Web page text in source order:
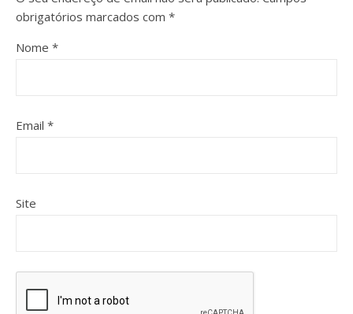
obrigatórios marcados com *
Nome *
Email *
Site